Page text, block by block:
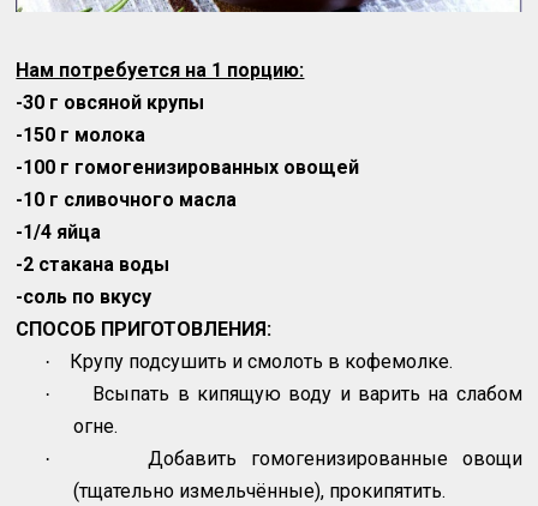
Нам потребуется на 1 порцию:
-30 г овсяной крупы
-150 г молока
-100 г гомогенизированных овощей
-10 г сливочного масла
-1/4 яйца
-2 стакана воды
-соль по вкусу
СПОСОБ ПРИГОТОВЛЕНИЯ:
· Крупу подсушить и смолоть в кофемолке.
·
Всыпать в кипящую воду и варить на слабом
огне.
·
Добавить гомогенизированные овощи
(тщательно измельчённые), прокипятить.